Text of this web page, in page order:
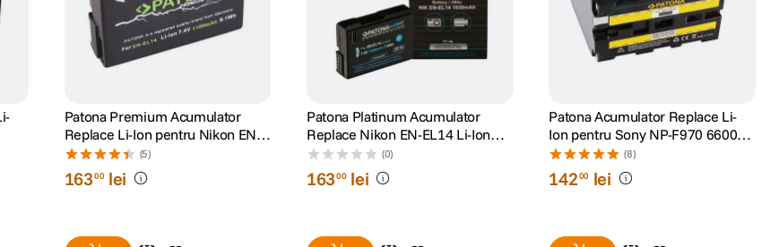
Patona Premium Acumulator
Replace Li-Ion pentru Nikon EN-
EL14 1100mAh 7.4V
(5)
16300 lei
Patona Platinum Acumulator
Replace Nikon EN-EL14 Li-Ion
1030 mAh, 7.4V cu Incacare USB-
C
(0)
16300 lei
Patona Acumulator Replace Li-
Ion pentru Sony NP-F970 6600
mAh 7.2V
(8)
14200 lei